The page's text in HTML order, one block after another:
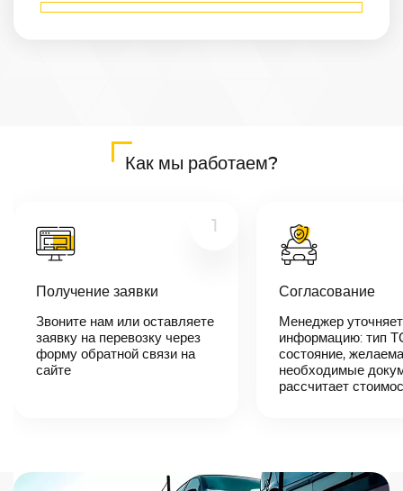
Белово —
В течении 10
логист
вами,
согласует
детали
автоперевозки,
назовет
Как мы работаем?
1
Получение заявки
Звоните нам или оставляете
заявку на перевозку через
форму обратной связи на
сайте
Согласование
Менеджер уточняет
информацию: тип
состояние,
необходимые
рассчитает